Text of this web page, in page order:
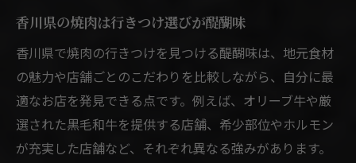
焼肉好き家族に嬉しい香川県の選択肢
香川県の焼肉は行きつけ選びが醍醐味
香川県で焼肉の行きつけを見つける醍醐味は、地元食材
の魅力や店舗ごとのこだわりを比較しながら、自分に最
適なお店を発見できる点です。例えば、オリーブ牛や厳
選された黒毛和牛を提供する店舗、希少部位やホルモン
が充実した店舗など、それぞれ異なる強みがあります。